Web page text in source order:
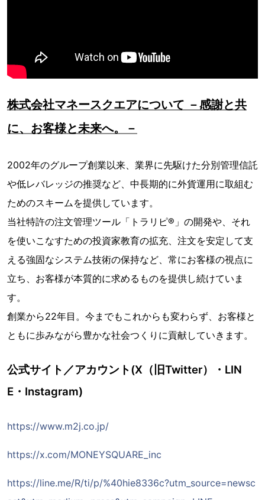
株式会社マネースクエアについて －感謝と共
に、お客様と未来へ。－
2002年のグループ創業以来、業界に先駆けた分別管理信託
や低レバレッジの推奨など、中長期的に外貨運用に取組む
ためのスキームを提供しています。
当社特許の注文管理ツール「トラリピ®」の開発や、それ
を使いこなすための投資家教育の拡充、注文を安定して支
える強固なシステム技術の保持など、常にお客様の視点に
立ち、お客様が本質的に求めるものを提供し続けていま
す。
創業から22年目。今までもこれからも変わらず、お客様と
ともに歩みながら豊かな社会つくりに貢献していきます。
公式サイト／アカウント(X（旧Twitter）・LIN
E・Instagram)
https://www.m2j.co.jp/
https://x.com/MONEYSQUARE_inc
https://line.me/R/ti/p/%40hie8336c?utm_source=newsc